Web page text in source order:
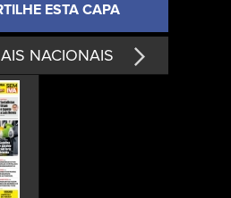
ESTA CAPA
NACIONAIS